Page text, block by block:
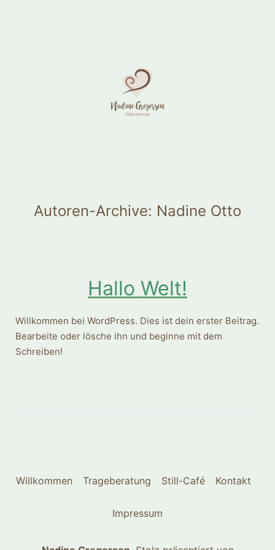
Autoren-Archive: Nadine Otto
Hallo Welt!
Willkommen bei WordPress. Dies ist dein erster Beitrag.
Bearbeite oder lösche ihn und beginne mit dem
Schreiben!
Willkommen Trageberatung Still-Café Kontakt
Impressum